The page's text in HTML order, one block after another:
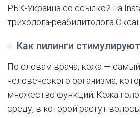
РБК-Украина со ссылкой на
трихолога-реабилитолога
Как пилинги
По словам врача, кожа —
человеческого организма,
множество функций. Кожа
среду, в которой растут волосы.